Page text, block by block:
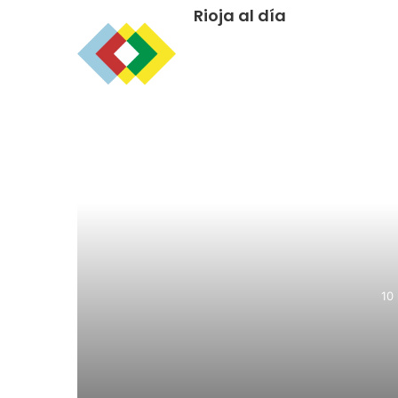
Rioja al día
10